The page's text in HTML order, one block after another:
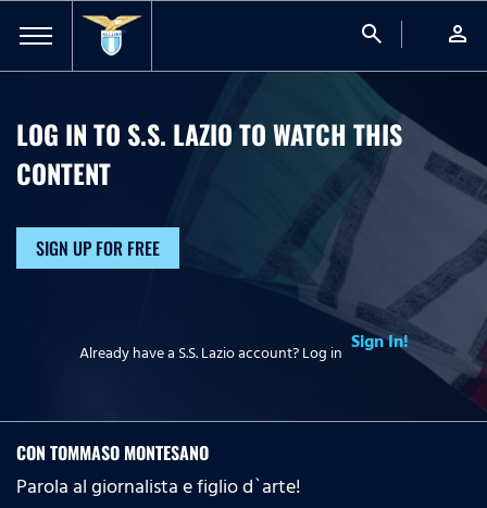
search person
LOG IN TO S.S. LAZIO TO WATCHTHIS
CONTENT
SIGN UP FOR FREE
Already have a S.S. Lazio account? Log in Sign In!
CON TOMMASO MONTESANO
Parola al giornalista e figlio d`arte!